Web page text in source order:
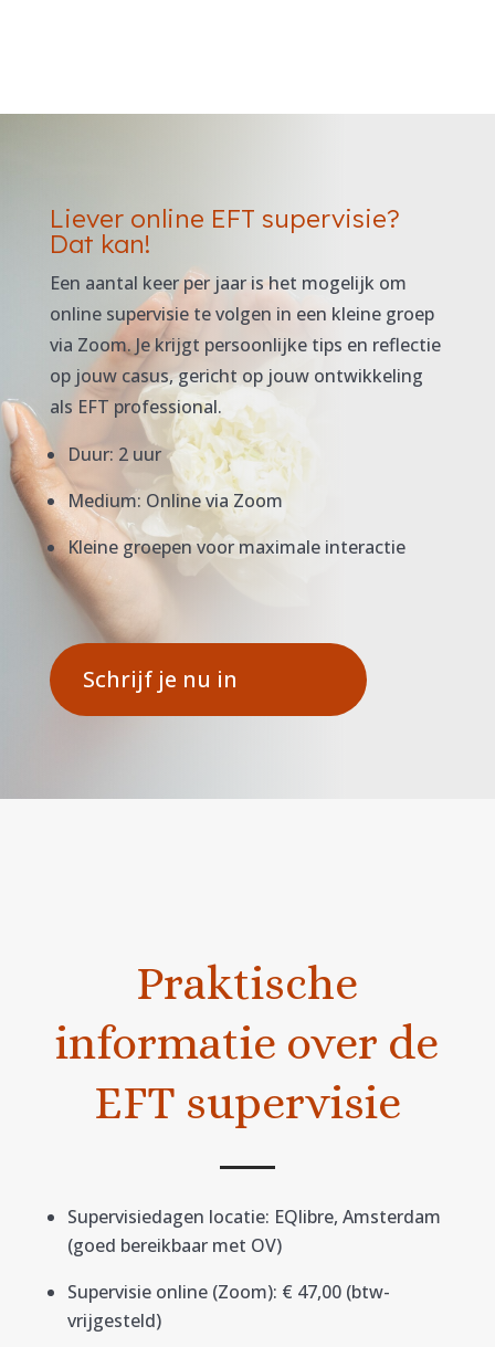
Liever online EFT supervisie?
Dat kan!
Een aantal keer per jaar is het mogelijk om
online supervisie te volgen in een kleine groep
via Zoom. Je krijgt persoonlijke tips en reflectie
op jouw casus, gericht op jouw ontwikkeling
als EFT professional.
Duur: 2 uur
Medium: Online via Zoom
Kleine groepen voor maximale interactie
Schrijf je nu in
Praktische
informatie over de
EFT supervisie
Supervisiedagen locatie: EQlibre, Amsterdam
(goed bereikbaar met OV)
Supervisie online (Zoom): € 47,00 (btw-
vrijgesteld)